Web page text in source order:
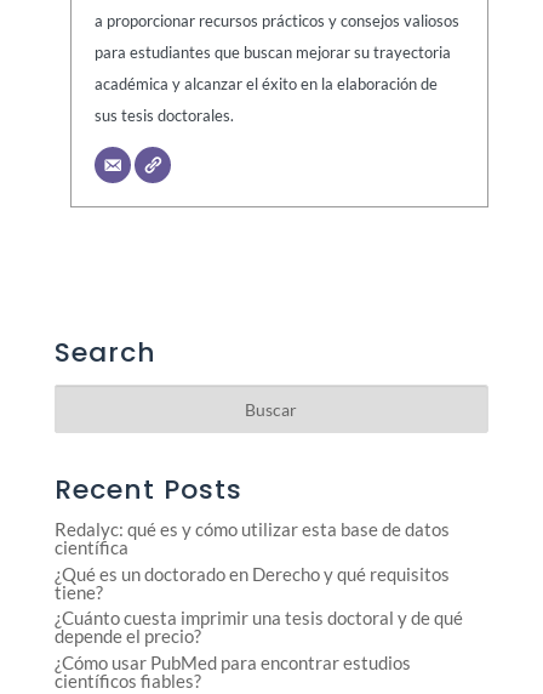
a proporcionar recursos prácticos y consejos valiosos
para estudiantes que buscan mejorar su trayectoria
académica y alcanzar el éxito en la elaboración de
sus tesis doctorales.
Search
Recent Posts
Redalyc: qué es y cómo utilizar esta base de datos
científica
¿Qué es un doctorado en Derecho y qué requisitos
tiene?
¿Cuánto cuesta imprimir una tesis doctoral y de qué
depende el precio?
¿Cómo usar PubMed para encontrar estudios
científicos fiables?